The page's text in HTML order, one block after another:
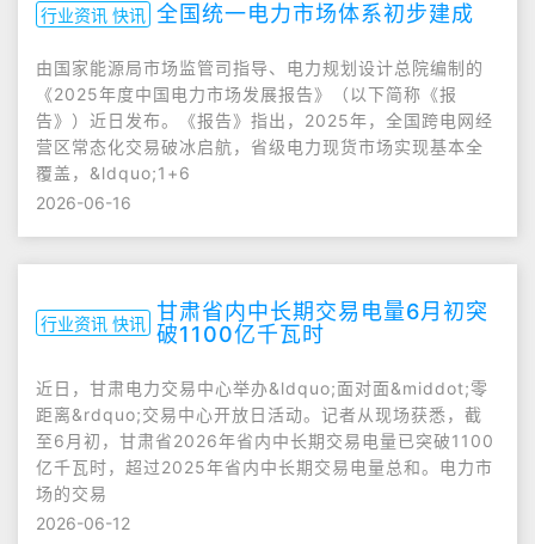
行业资讯 快讯 全国统一电力市场体系初步建成
由国家能源局市场监管司指导、电力规划设计总院编制的
《2025年度中国电力市场发展报告》（以下简称《报
告》）近日发布。《报告》指出，2025年，全国跨电网经
营区常态化交易破冰启航，省级电力现货市场实现基本全
覆盖，&ldquo;1+6
2026-06-16
行业资讯 快讯 甘肃省内中长期交易电量6月初突
破1100亿千瓦时
近日，甘肃电力交易中心举办&ldquo;面对面&middot;零
距离&rdquo;交易中心开放日活动。记者从现场获悉，截
至6月初，甘肃省2026年省内中长期交易电量已突破1100
亿千瓦时，超过2025年省内中长期交易电量总和。电力市
场的交易
2026-06-12